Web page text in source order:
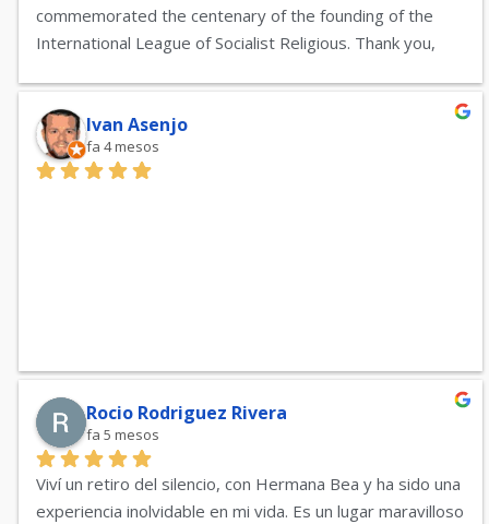
commemorated the centenary of the founding of the
International League of Socialist Religious. Thank you,
Ivan Asenjo
fa 4 mesos
Rocio Rodriguez Rivera
fa 5 mesos
Viví un retiro del silencio, con Hermana Bea y ha sido una
experiencia inolvidable en mi vida. Es un lugar maravilloso